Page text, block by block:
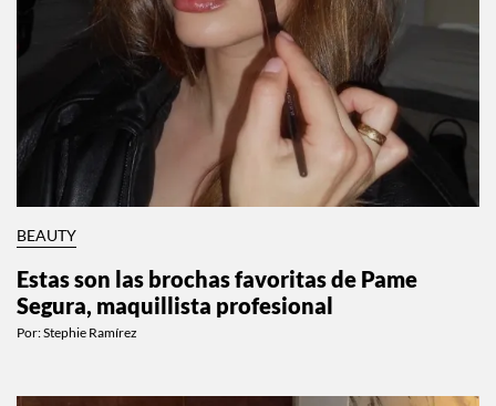
BEAUTY
Estas son las brochas favoritas de Pame
Segura, maquillista profesional
Por:Stephie Ramírez